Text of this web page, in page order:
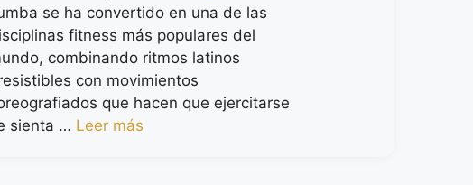
se ha convertido en una de las
fitness más populares del
combinando ritmos latinos
con movimientos
que hacen que ejercitarse
sienta … Leer más